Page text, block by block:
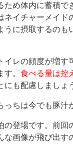
ため体内に蓄積で
ネイチャーメイド
うに摂取するのも
イレの頻度が増す
。 食べる量は控
にも配慮しましょ
っちは今でも豚汁
の登場です。前回
な画像が飛び出